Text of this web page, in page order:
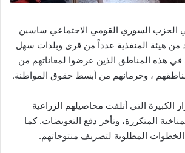
الحزب السوري القومي الاجتماعي ساسين
هيئة المنفذية عدداً من قرى وبلدات سهل
في هذه المناطق الذين عرضوا لمعاناتهم من
، وحرمانهم من أبسط حقوق المواطنة.
الكبيرة التي أتلفت محاصيلهم الزراعية
المتكررة، وتأخر دفع التعويضات. كما
الخطوات المطلوبة لتصريف منتوجاتهم.